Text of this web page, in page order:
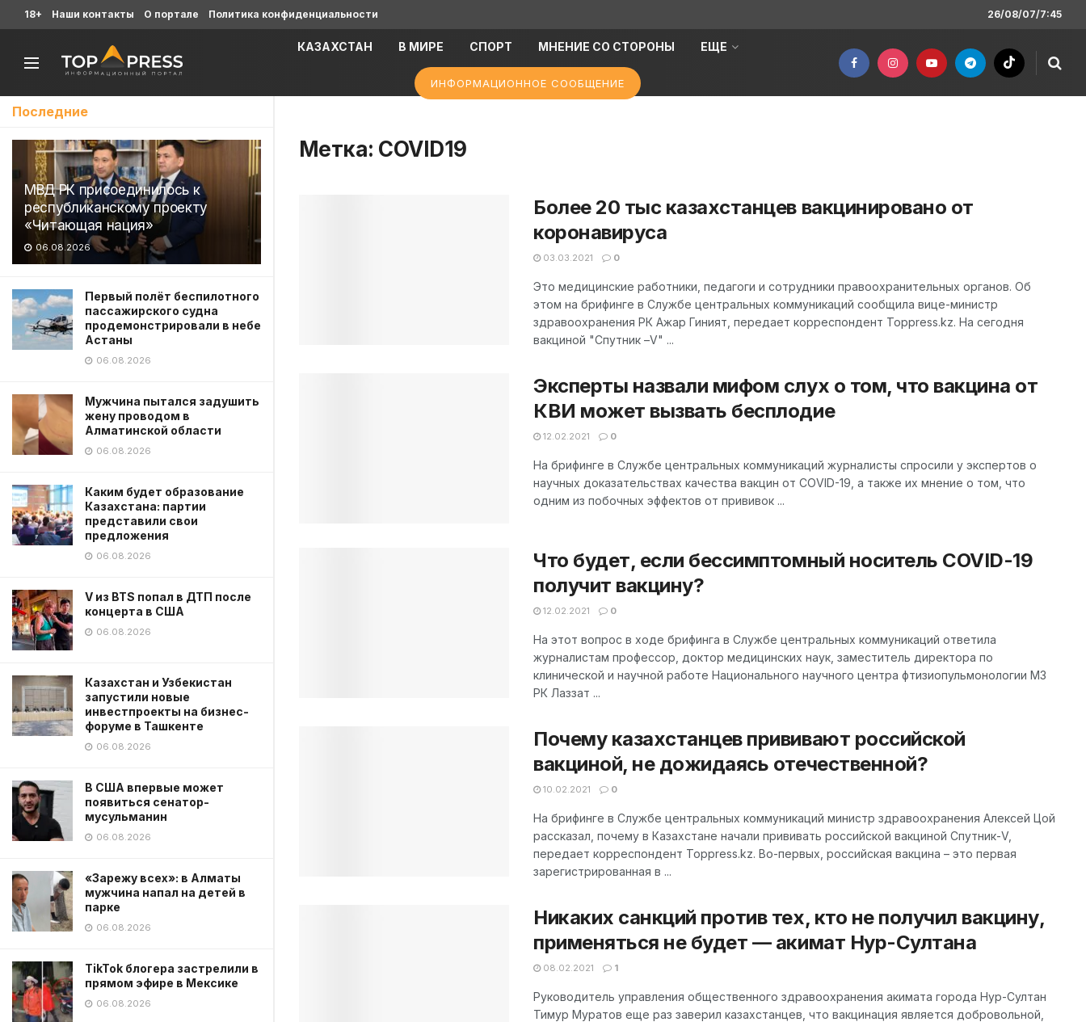
Последние
МВД РК присоединилось к
республиканскому проекту
«Читающая нация»
06.08.2026
Первый полёт беспилотного
пассажирского судна
продемонстрировали в небе
Астаны
06.08.2026
Мужчина пытался задушить
жену проводом в
Алматинской области
06.08.2026
Каким будет образование
Казахстана: партии
представили свои
предложения
06.08.2026
V из BTS попал в ДТП после
концерта в США
06.08.2026
Казахстан и Узбекистан
запустили новые
инвестпроекты на бизнес-
форуме в Ташкенте
06.08.2026
В США впервые может
появиться сенатор-
мусульманин
06.08.2026
«Зарежу всех»: в Алматы
мужчина напал на детей в
парке
06.08.2026
TikTok блогера застрелили в
прямом эфире в Мексике
06.08.2026
18+ Наши контакты О портале Политика конфиденциальности 26/08/07/7:45
КАЗАХСТАН В МИРЕ СПОРТ МНЕНИЕ СО СТОРОНЫ ЕЩЕ
ИНФОРМАЦИОННОЕ СООБЩЕНИЕ
Метка: COVID19
Более 20 тыс казахстанцев вакцинировано от
коронавируса
03.03.2021 0
Это медицинские работники, педагоги и сотрудники правоохранительных органов. Об
этом на брифинге в Службе центральных коммуникаций сообщила вице-министр
здравоохранения РК Ажар Гиният, передает корреспондент Toppress.kz. На сегодня
вакциной "Спутник –V" ...
Эксперты назвали мифом слух о том, что вакцина от
КВИ может вызвать бесплодие
12.02.2021 0
На брифинге в Службе центральных коммуникаций журналисты спросили у экспертов о
научных доказательствах качества вакцин от COVID-19, а также их мнение о том, что
одним из побочных эффектов от прививок ...
Что будет, если бессимптомный носитель COVID-19
получит вакцину?
12.02.2021 0
На этот вопрос в ходе брифинга в Службе центральных коммуникаций ответила
журналистам профессор, доктор медицинских наук, заместитель директора по
клинической и научной работе Национального научного центра фтизиопульмонологии МЗ
РК Лаззат ...
Почему казахстанцев прививают российской
вакциной, не дожидаясь отечественной?
10.02.2021 0
На брифинге в Службе центральных коммуникаций министр здравоохранения Алексей Цой
рассказал, почему в Казахстане начали прививать российской вакциной Спутник-V,
передает корреспондент Toppress.kz. Во-первых, российская вакцина – это первая
зарегистрированная в ...
Никаких санкций против тех, кто не получил вакцину,
применяться не будет — акимат Нур-Султана
08.02.2021 1
Руководитель управления общественного здравоохранения акимата города Нур-Султан
Тимур Муратов еще раз заверил казахстанцев, что вакцинация является добровольной,